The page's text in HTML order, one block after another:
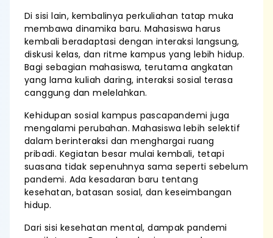
Di sisi lain, kembalinya perkuliahan tatap muka
membawa dinamika baru. Mahasiswa harus
kembali beradaptasi dengan interaksi langsung,
diskusi kelas, dan ritme kampus yang lebih hidup.
Bagi sebagian mahasiswa, terutama angkatan
yang lama kuliah daring, interaksi sosial terasa
canggung dan melelahkan.
Kehidupan sosial kampus pascapandemi juga
mengalami perubahan. Mahasiswa lebih selektif
dalam berinteraksi dan menghargai ruang
pribadi. Kegiatan besar mulai kembali, tetapi
suasana tidak sepenuhnya sama seperti sebelum
pandemi. Ada kesadaran baru tentang
kesehatan, batasan sosial, dan keseimbangan
hidup.
Dari sisi kesehatan mental, dampak pandemi